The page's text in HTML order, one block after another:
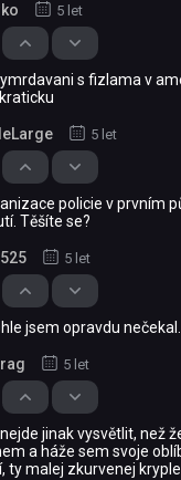
5 let
s fizlama v
5 let
policie v prvním
Těšíte se?
5 let
jsem opravdu nečekal.
5 let
jinak vysvětlit, než
a háže sem svoje
ty malej zkurvenej